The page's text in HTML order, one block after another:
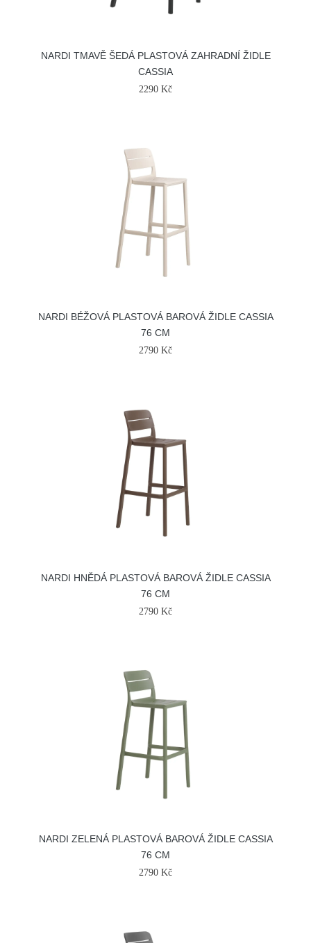
NARDI TMAVĚ ŠEDÁ PLASTOVÁ ZAHRADNÍ ŽIDLE
CASSIA
2290 Kč
NARDI BÉŽOVÁ PLASTOVÁ BAROVÁ ŽIDLE CASSIA
76 CM
2790 Kč
NARDI HNĚDÁ PLASTOVÁ BAROVÁ ŽIDLE CASSIA
76 CM
2790 Kč
NARDI ZELENÁ PLASTOVÁ BAROVÁ ŽIDLE CASSIA
76 CM
2790 Kč